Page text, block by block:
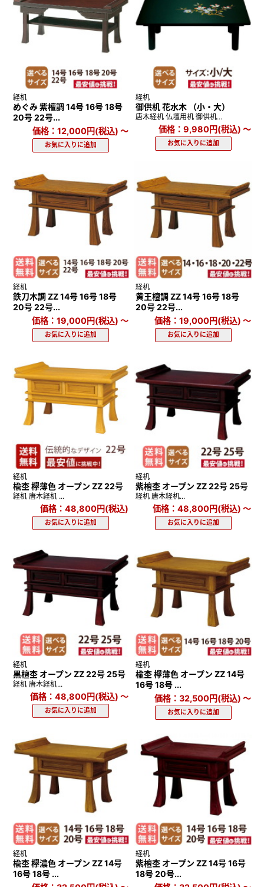
経机
めぐみ 紫檀調 14号 16号 18号
20号 22号...
価格：12,000円(税込) ～
経机
御供机 花水木 （小・大）
唐木経机 仏壇用机 御供机...
価格：9,980円(税込) ～
経机
鉄刀木調 ZZ 14号 16号 18号
20号 22号...
価格：19,000円(税込) ～
経机
黄王檀調 ZZ 14号 16号 18号
20号 22号...
価格：19,000円(税込) ～
経机
楡杢 欅薄色 オープン ZZ 22号
経机 唐木経机 ...
価格：48,800円(税込)
経机
紫檀杢 オープン ZZ 22号 25号
経机 唐木経机...
価格：48,800円(税込) ～
経机
黒檀杢 オープン ZZ 22号 25号
経机 唐木経机...
価格：48,800円(税込) ～
経机
楡杢 欅薄色 オープン ZZ 14号
16号 18号 ...
価格：32,500円(税込) ～
経机
楡杢 欅濃色 オープン ZZ 14号
16号 18号 ...
経机
紫檀杢 オープン ZZ 14号 16号
18号 20号...